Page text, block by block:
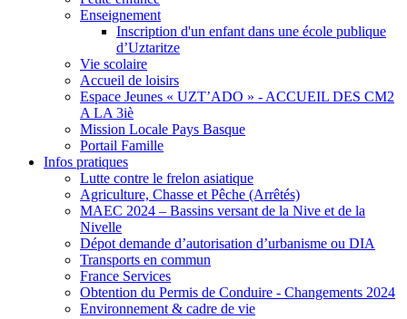
Enseignement
Inscription d'un enfant dans une école publique
d’Uztaritze
Vie scolaire
Accueil de loisirs
Espace Jeunes « UZT’ADO » - ACCUEIL DES CM2
A LA 3iè
Mission Locale Pays Basque
Portail Famille
Infos pratiques
Lutte contre le frelon asiatique
Agriculture, Chasse et Pêche (Arrêtés)
MAEC 2024 – Bassins versant de la Nive et de la
Nivelle
Dépot demande d’autorisation d’urbanisme ou DIA
Transports en commun
France Services
Obtention du Permis de Conduire - Changements 2024
Environnement & cadre de vie